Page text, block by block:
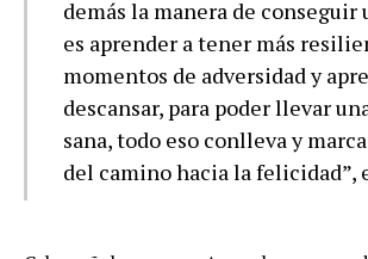
demás la manera de conseguir
es aprender a tener más
momentos de adversidad y
descansar, para poder llevar
sana, todo eso conlleva y
del camino hacia la felicidad”,